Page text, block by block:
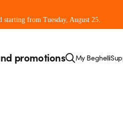
starting from Tuesday, August 25.
promotions My Beghelli